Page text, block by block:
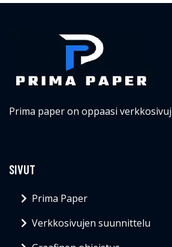
Prima paper on oppaasi
SIVUT
Prima Paper
Verkkosivujen suunnittelu